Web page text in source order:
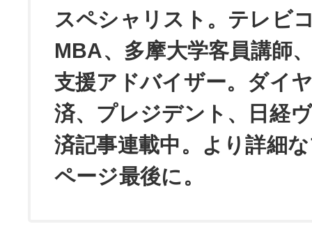
スペシャリスト。テレビ
MBA、多摩大学客員講師
支援アドバイザー。ダイ
済、プレジデント、日経
済記事連載中。より詳細
ページ最後に。